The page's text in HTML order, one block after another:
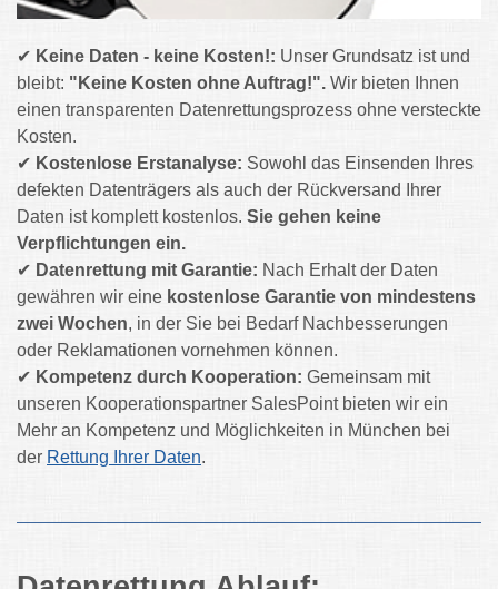
✔ Keine Daten - keine Kosten!: Unser Grundsatz ist und
bleibt: "Keine Kosten ohne Auftrag!". Wir bieten Ihnen
einen transparenten Datenrettungsprozess ohne versteckte
Kosten.
✔ Kostenlose Erstanalyse: Sowohl das Einsenden Ihres
defekten Datenträgers als auch der Rückversand Ihrer
Daten ist komplett kostenlos. Sie gehen keine
Verpflichtungen ein.
✔ Datenrettung mit Garantie: Nach Erhalt der Daten
gewähren wir eine kostenlose Garantie von mindestens
zwei Wochen, in der Sie bei Bedarf Nachbesserungen
oder Reklamationen vornehmen können.
✔ Kompetenz durch Kooperation: Gemeinsam mit
unseren Kooperationspartner SalesPoint bieten wir ein
Mehr an Kompetenz und Möglichkeiten in München bei
der Rettung Ihrer Daten.